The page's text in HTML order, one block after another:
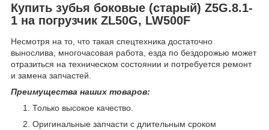
Купить зубья боковые (старый) Z5G.8.1-
1 на погрузчик ZL50G, LW500F
Несмотря на то, что такая спецтехника достаточно
вынослива, многочасовая работа, езда по бездорожью может
отразиться на техническом состоянии и потребуется ремонт
и замена запчастей.
Преимущества наших товаров:
Только высокое качество.
Оригинальные запчасти с длительным сроком